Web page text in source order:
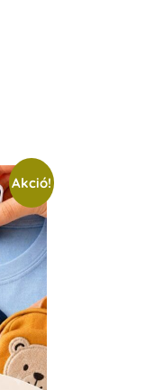
Akció!